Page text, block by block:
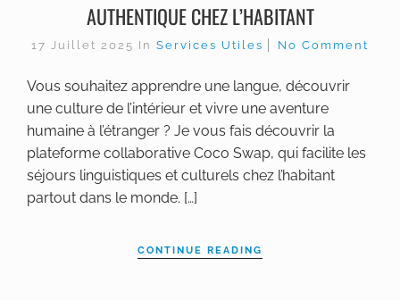
AUTHENTIQUE CHEZ L’HABITANT
17 Juillet 2025 In Services Utiles No Comment
Vous souhaitez apprendre une langue, découvrir
une culture de l’intérieur et vivre une aventure
humaine à l’étranger ? Je vous fais découvrir la
plateforme collaborative Coco Swap, qui facilite les
séjours linguistiques et culturels chez l’habitant
partout dans le monde. […]
CONTINUE READING